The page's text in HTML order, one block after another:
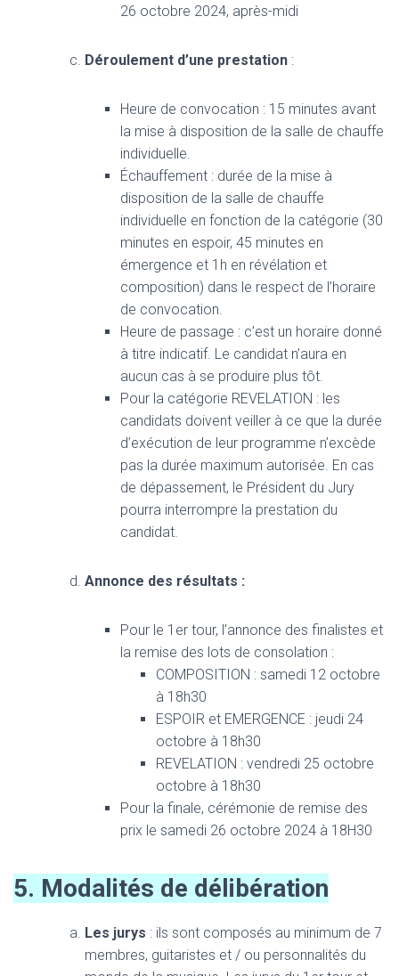
26 octobre 2024, après-midi
Déroulement d’une prestation :
Heure de convocation : 15 minutes avant
la mise à disposition de la salle de chauffe
individuelle.
Échauffement : durée de la mise à
disposition de la salle de chauffe
individuelle en fonction de la catégorie (30
minutes en espoir, 45 minutes en
émergence et 1h en révélation et
composition) dans le respect de l’horaire
de convocation.
Heure de passage : c’est un horaire donné
à titre indicatif. Le candidat n’aura en
aucun cas à se produire plus tôt.
Pour la catégorie REVELATION : les
candidats doivent veiller à ce que la durée
d’exécution de leur programme n’excède
pas la durée maximum autorisée. En cas
de dépassement, le Président du Jury
pourra interrompre la prestation du
candidat.
Annonce des résultats :
Pour le 1er tour, l’annonce des finalistes et
la remise des lots de consolation :
COMPOSITION : samedi 12 octobre
à 18h30
ESPOIR et EMERGENCE : jeudi 24
octobre à 18h30
REVELATION : vendredi 25 octobre
octobre à 18h30
Pour la finale, cérémonie de remise des
prix le samedi 26 octobre 2024 à 18H30
5. Modalités de délibération
Les jurys : ils sont composés au minimum de 7
membres, guitaristes et / ou personnalités du